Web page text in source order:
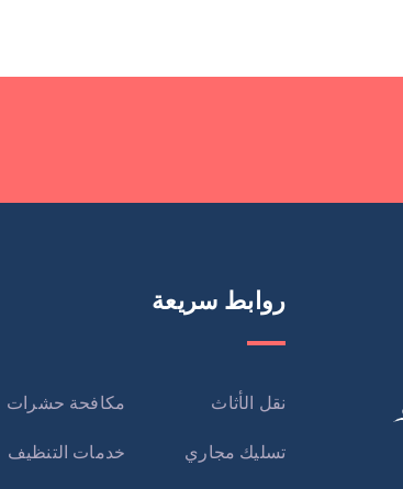
روابط سريعة
نقل الأثاث مكافحة حشرات
تسليك مجاري خدمات التنظيف